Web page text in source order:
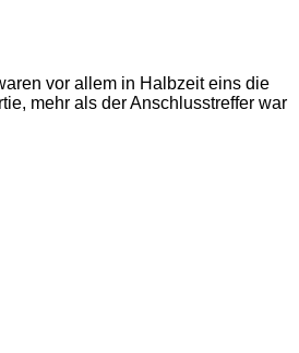
vor allem in Halbzeit eins die
mehr als der Anschlusstreffer war